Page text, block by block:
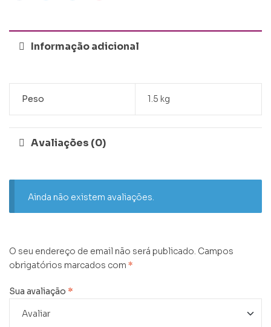
Informação adicional
Peso 1.5 kg
Avaliações (0)
Ainda não existem avaliações.
O seu endereço de email não será publicado. Campos
obrigatórios marcados com *
Sua avaliação *